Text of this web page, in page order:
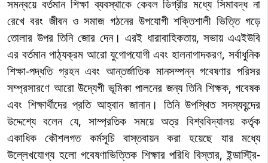
সমন্বয়ে বর্তমান শিক্ষা ব্যবস্থাকে কেবল ডিগ্রীর মধ্যে সিমাবদ্ধ না
রেখে বরং জীবন ও সমাজ গঠনের উপযোগী শক্তিশালী ভিত্তি গড়ে
তোলার উপর তিনি জোর দেন। এরই ধারাবাহিকতায়, সভায় এএইউবি
এর বর্তমান পাঠ্যক্রম আরো যুগোপযোগী এবং হালনাগাদকরণ, সর্বাধুনিক
শিক্ষা-পদ্ধতি গ্রহন এবং আন্তর্জাতিক মানসম্পন্ন গবেষণার পরিসর
সম্প্রসারণে আরো উদ্যেগী ভূমিকা পালনের জন্য তিনি শিক্ষক, গবেষক
এবং শিক্ষার্থীদের প্রতি আহ্বান জানান। তিনি উপস্থিত সদস্যবৃন্দের
উদ্দেশ্যে বলেন যে, সাম্প্রতিক সময়ে অত্র বিশ্ববিদ্যালয় কর্তৃক
একাধিক কৌশলগত কর্মসূচি বাস্তবায়ন করা হয়েছে যার মধ্যে
উল্লেখযোগ্য হলো গবেষণাভিত্তিক শিক্ষার পরিধি বিস্তার, ইন্ডাস্ট্রি-